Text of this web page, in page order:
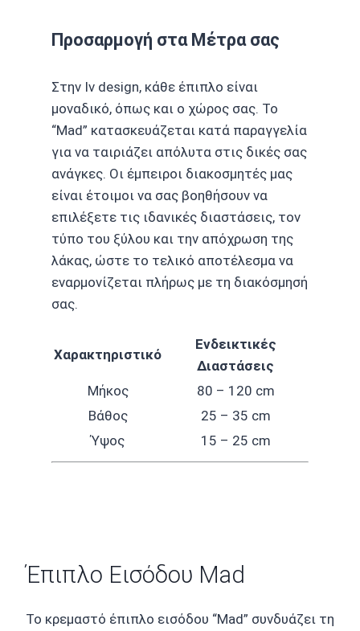
Προσαρμογή στα Μέτρα σας
Στην Iv design, κάθε έπιπλο είναι
μοναδικό, όπως και ο χώρος σας. Το
“Mad” κατασκευάζεται κατά παραγγελία
για να ταιριάζει απόλυτα στις δικές σας
ανάγκες. Οι έμπειροι διακοσμητές μας
είναι έτοιμοι να σας βοηθήσουν να
επιλέξετε τις ιδανικές διαστάσεις, τον
τύπο του ξύλου και την απόχρωση της
λάκας, ώστε το τελικό αποτέλεσμα να
εναρμονίζεται πλήρως με τη διακόσμησή
σας.
Χαρακτηριστικό
Ενδεικτικές
Διαστάσεις
Μήκος
80 – 120 cm
Βάθος
25 – 35 cm
Ύψος
15 – 25 cm
Έπιπλο Εισόδου Mad
Το κρεμαστό έπιπλο εισόδου “Mad” συνδυάζει τη